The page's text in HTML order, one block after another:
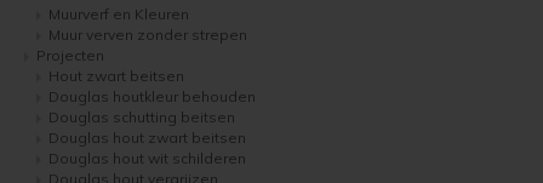
Geïmpregneerd hout verven
Grenen behandelen
Grenen oliën
Olympic Oil Stain 717 overschilderen
Olympic Oil Stain 727 overschilderen
Olympic Oil Stain 727 Alternatief
Muurverf en Kleuren
Muur verven zonder strepen
Projecten
Hout zwart beitsen
Douglas houtkleur behouden
Douglas schutting beitsen
Douglas hout zwart beitsen
Douglas hout wit schilderen
Douglas hout vergrijzen